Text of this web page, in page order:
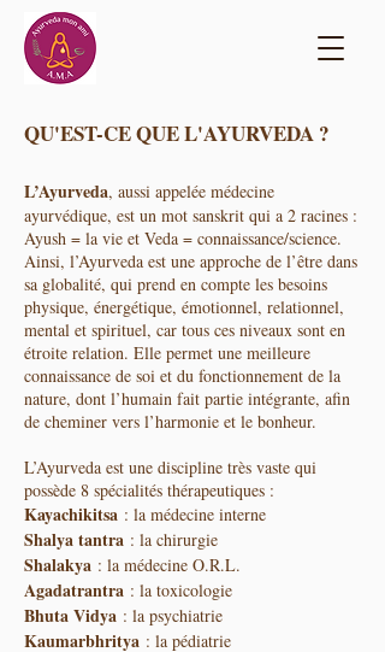
QU'EST-CE QUE L'AYURVEDA ?
L’Ayurveda, aussi appelée médecine
ayurvédique, est un mot sanskrit qui a 2 racines :
Ayush = la vie et Veda = connaissance/science.
Ainsi, l’Ayurveda est une approche de l’être dans
sa globalité, qui prend en compte les besoins
physique, énergétique, émotionnel, relationnel,
mental et spirituel, car tous ces niveaux sont en
étroite relation. Elle permet une meilleure
connaissance de soi et du fonctionnement de la
nature, dont l’humain fait partie intégrante, afin
de cheminer vers l’harmonie et le bonheur.
L’Ayurveda est une discipline très vaste qui
possède 8 spécialités thérapeutiques :
​Kayachikitsa : la médecine interne
Shalya tantra : la chirurgie
Shalakya : la médecine O.R.L.
Agadatrantra : la toxicologie
Bhuta Vidya : la psychiatrie
Kaumarbhritya : la pédiatrie